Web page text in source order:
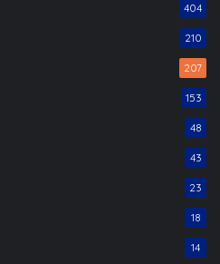
404
210
207
153
48
43
23
18
14